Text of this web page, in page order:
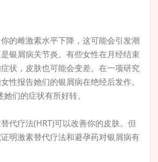
的雌激素水平下降，这可能会引发潮
银屑病关节炎。有些女性在月经结束
状，皮肤也可能会变差。在一项研究
性报告她们的银屑病在绝经后发作。
们的症状有所好转。
代疗法(HRT)可以改善你的皮肤。但
明激素替代疗法和避孕药对银屑病有